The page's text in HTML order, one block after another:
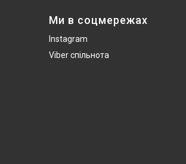
Ми в соцмережах
Instagram
Viber спільнота